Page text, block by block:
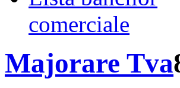
comerciale
Majorare Tva